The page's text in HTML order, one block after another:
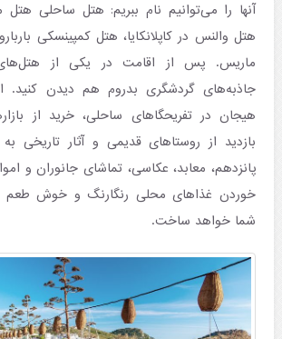
آنها را می‌توانیم نام ببریم: هتل ساحلی هتل
هتل والنس در کاپلانکایا، هتل کمپینسکی
ماریس. پس از اقامت در یکی از هتل‌های
جاذبه‌های گردشگری بدروم هم دیدن کنید.
هیجان در تفریحگاهای ساحلی، خرید از
بازدید از روستاهای قدیمی و آثار تاریخی
پانزدهم، معابد، عکاسی، تماشای جانوران و
خوردن غذاهای محلی رنگارنگ و خوش طعم
شما خواهد ساخت.